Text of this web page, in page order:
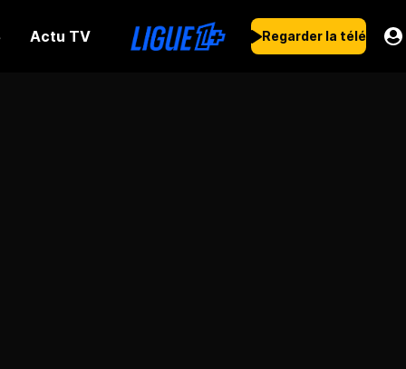
Actu TV Regarder la télé